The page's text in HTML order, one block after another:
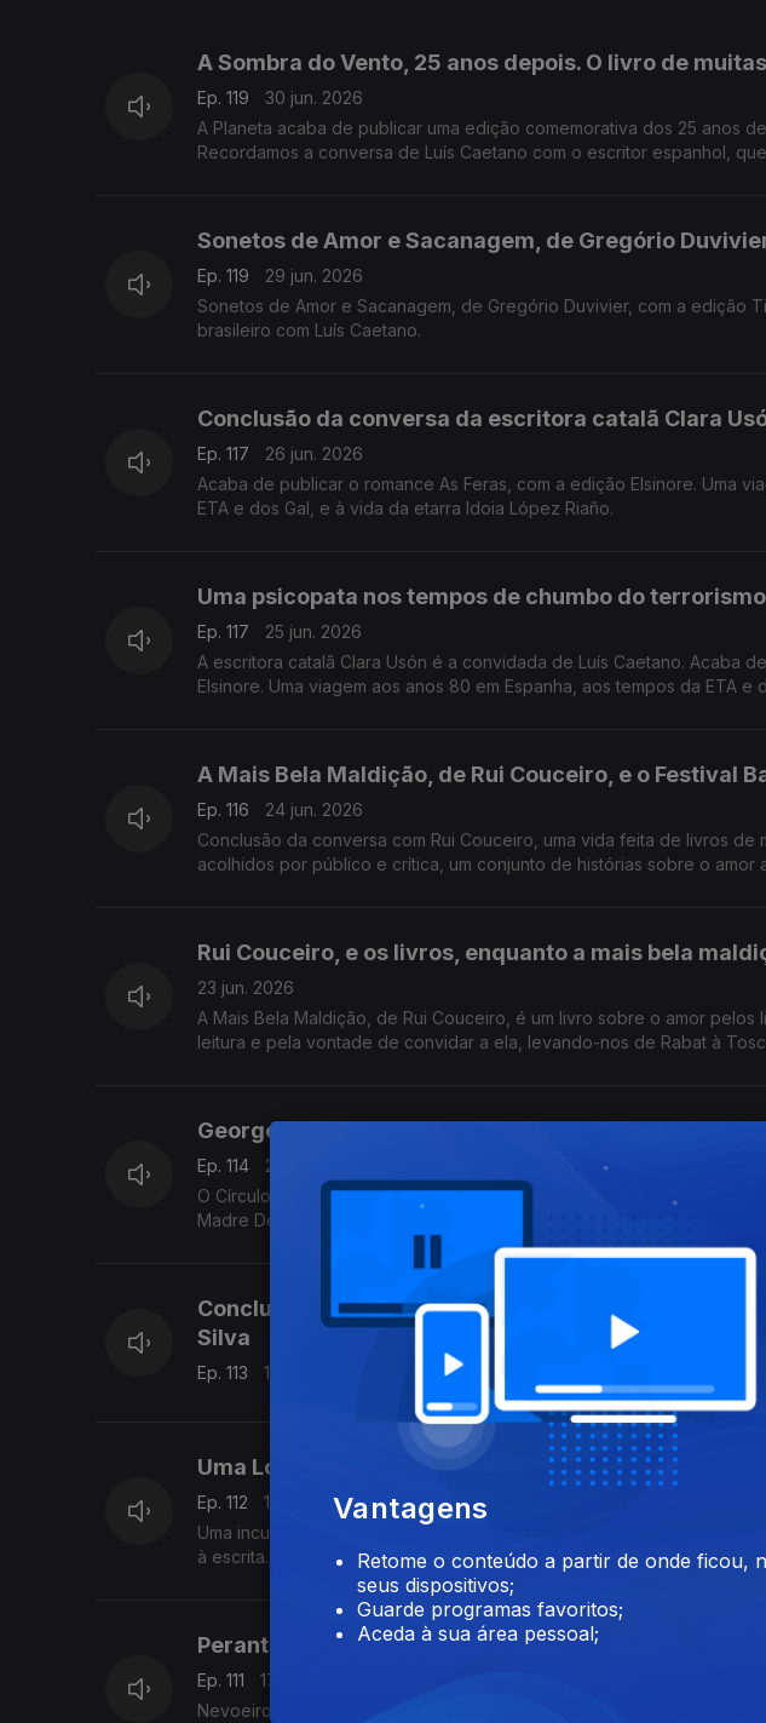
A Sombra do Vento, 25 anos depois. O livro de
Ep. 119
30 jun. 2026
A Planeta acaba de publicar uma edição comemorativa dos 25 anos
Recordamos a conversa de Luís Caetano com o escritor espanhol,
Sonetos de Amor e Sacanagem, de Gregório
Ep. 119
29 jun. 2026
Sonetos de Amor e Sacanagem, de Gregório Duvivier, com a edição
brasileiro com Luís Caetano.
Conclusão da conversa da escritora catalã Clara
Ep. 117
26 jun. 2026
Acaba de publicar o romance As Feras, com a edição Elsinore. Uma
ETA e dos Gal, e à vida da etarra Idoia López Riaño.
Uma psicopata nos tempos de chumbo do terrorismo
Ep. 117
25 jun. 2026
A escritora catalã Clara Usón é a convidada de Luís Caetano. Acaba
Elsinore. Uma viagem aos anos 80 em Espanha, aos tempos da ETA
A Mais Bela Maldição, de Rui Couceiro, e o Festival
Ep. 116
24 jun. 2026
Conclusão da conversa com Rui Couceiro, uma vida feita de livros de
acolhidos por público e crítica, um conjunto de histórias sobre o amor
Rui Couceiro, e os livros, enquanto a mais bela
23 jun. 2026
A Mais Bela Maldição, de Rui Couceiro, é um livro sobre o amor
leitura e pela vontade de convidar a ela, levando-nos de Rabat à
Georges Simenon: da obsessão por um vestido
Ep. 114
22 jun. 2026
O Círculo dos Mahé e A Casa dos Krull, dois roman dur de Georges
Madre Deus, editor da Cavalo de Ferro.
Conclusão da conversa sobre o livro Uma Longa
Silva
Ep. 113 19 jun. 2026
Uma Longa Viagem com Lídia Jorge, de João Céu e
Ep. 112
18 jun. 2026
Uma incursão que ilumina o percurso da escritora, dando a conhecer
à escrita. Luís Caetano conversa com Lídia Jorge e João Céu e Silva.
Perante a escravatura e a matança, o astrolábio
Ep. 111
17 jun. 2026
Nevoeiro - uma investigação, o novo livro de Pedro Eiras, publicado
Vantagens
Retome o conteúdo a partir de onde ficou,
seus dispositivos;
Guarde programas favoritos;
Aceda à sua área pessoal;